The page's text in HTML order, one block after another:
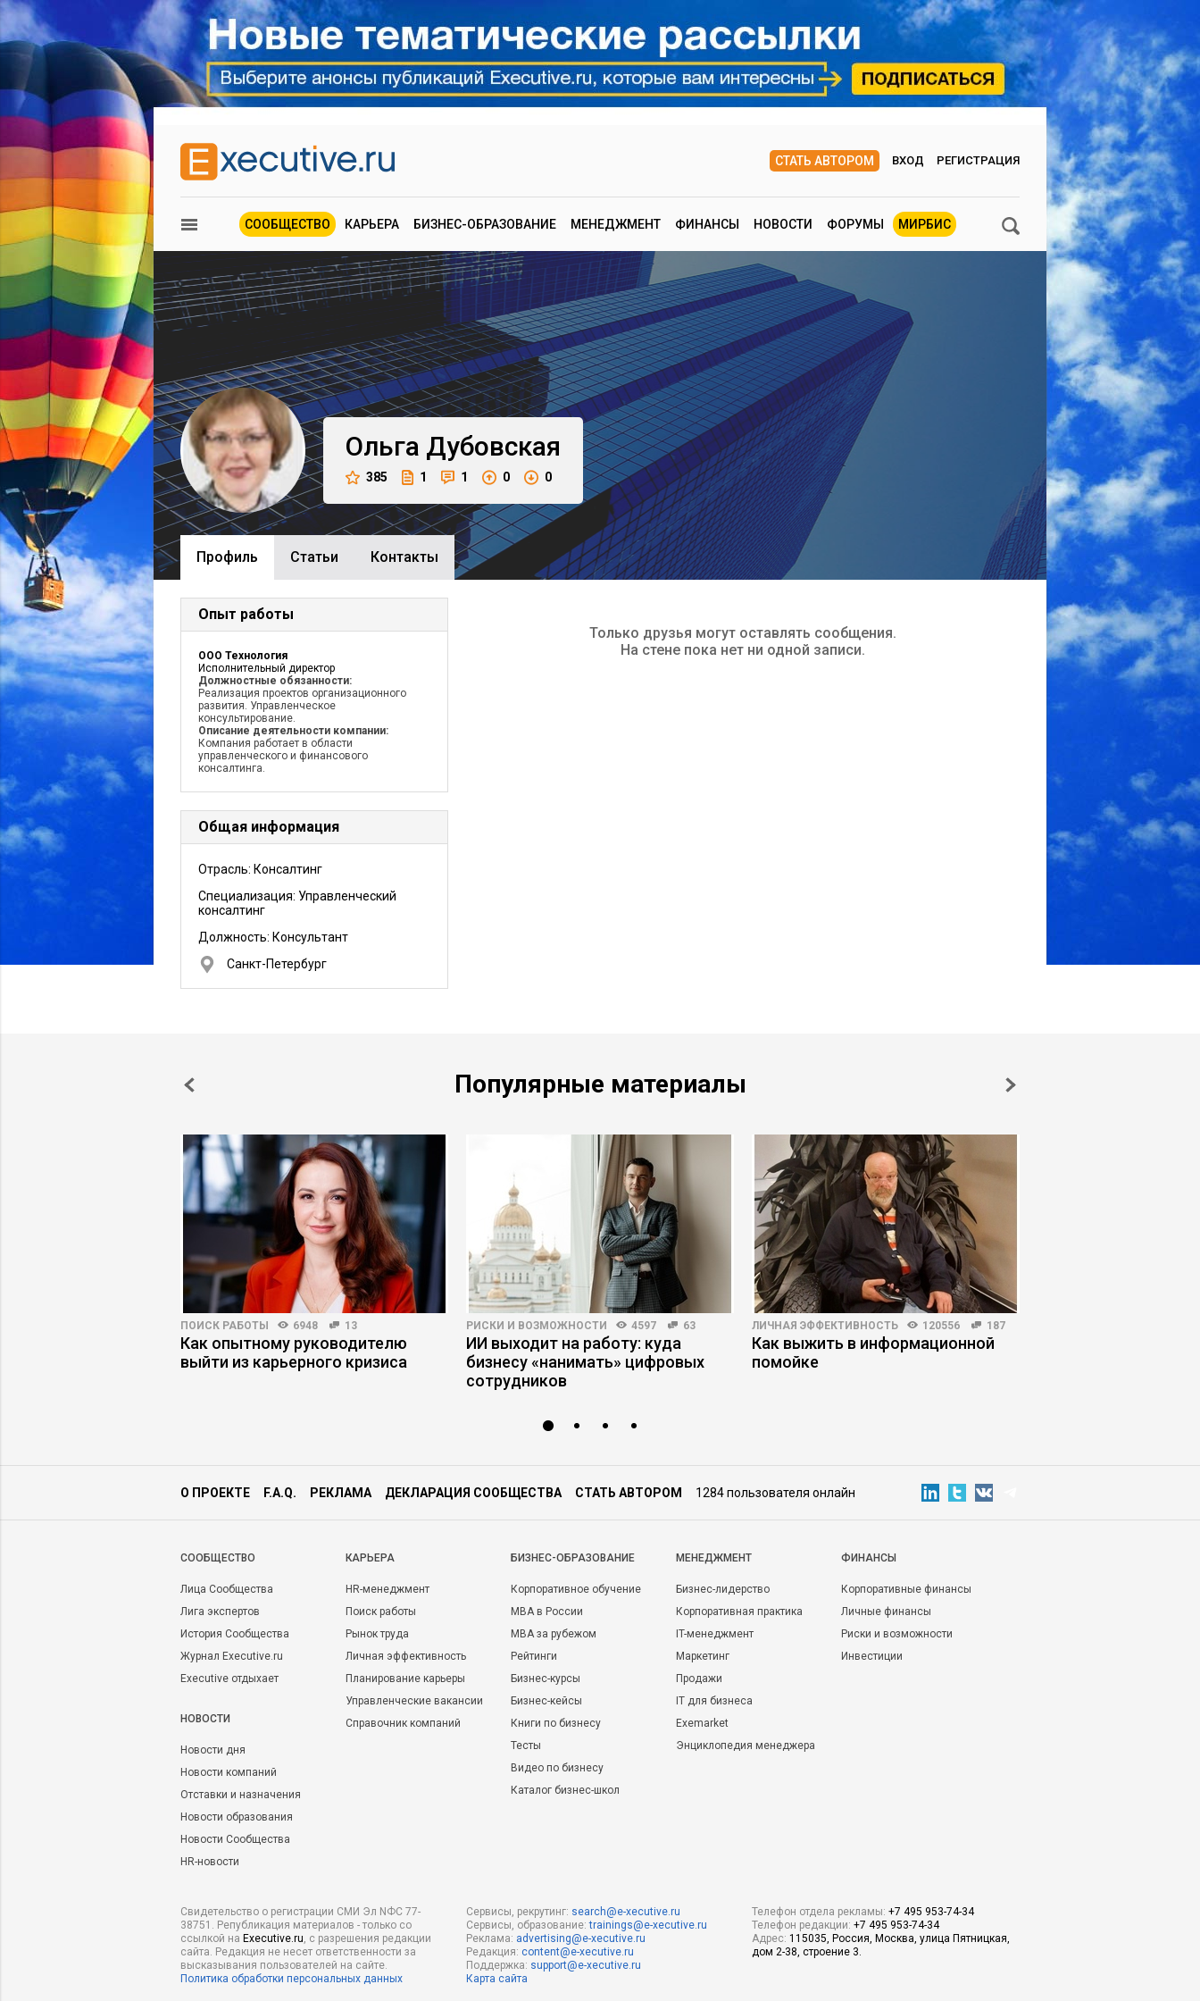
СТАТЬ АВТОРОМ ВХОД РЕГИСТРАЦИЯ
СООБЩЕСТВО КАРЬЕРА БИЗНЕС-ОБРАЗОВАНИЕ МЕНЕДЖМЕНТ ФИНАНСЫ НОВОСТИ ФОРУМЫ МИРБИС
Ольга Дубовская
385 1 1 0 0
Профиль Cтатьи Контакты
Опыт работы
ООО Технология
Исполнительный директор
Должностные обязанности:
Реализация проектов организационного
развития. Управленческое
консультирование.
Описание деятельности компании:
Компания работает в области
управленческого и финансового
консалтинга.
Общая информация
Отрасль: Консалтинг
Специализация: Управленческий
консалтинг
Должность: Консультант
Санкт-Петербург
Только друзья могут оставлять сообщения.
На стене пока нет ни одной записи.
Популярные материалы
ПОИСК РАБОТЫ 6948 13
Как опытному руководителю
выйти из карьерного кризиса
РИСКИ И ВОЗМОЖНОСТИ 4597 63
ИИ выходит на работу: куда
бизнесу «нанимать» цифровых
сотрудников
ЛИЧНАЯ ЭФФЕКТИВНОСТЬ 120556 187
Как выжить в информационной
помойке
О ПРОЕКТЕ F.A.Q. РЕКЛАМА ДЕКЛАРАЦИЯ СООБЩЕСТВА СТАТЬ АВТОРОМ 1284 пользователя онлайн
CООБЩЕСТВО
Лица Сообщества
Лига экспертов
История Сообщества
Журнал Executive.ru
Executive отдыхает
НОВОСТИ
Новости дня
Новости компаний
Отставки и назначения
Новости образования
Новости Сообщества
HR-новости
КАРЬЕРА
HR-менеджмент
Поиск работы
Рынок труда
Личная эффективность
Планирование карьеры
Управленческие вакансии
Справочник компаний
БИЗНЕС-ОБРАЗОВАНИЕ
Корпоративное обучение
MBA в России
MBA за рубежом
Рейтинги
Бизнес-курсы
Бизнес-кейсы
Книги по бизнесу
Тесты
Видео по бизнесу
Каталог бизнес-школ
МЕНЕДЖМЕНТ
Бизнес-лидерство
Корпоративная практика
IT-менеджмент
Маркетинг
Продажи
IT для бизнеса
Exemarket
Энциклопедия менеджера
ФИНАНСЫ
Корпоративные финансы
Личные финансы
Риски и возможности
Инвестиции
Свидетельство о регистрации СМИ Эл NФС 77-
38751. Републикация материалов - только со
ссылкой на Executive.ru, с разрешения редакции
сайта. Редакция не несет ответственности за
высказывания пользователей на сайте.
Политика обработки персональных данных
Сервисы, рекрутинг: search@e-xecutive.ru
Сервисы, образование:trainings@e-xecutive.ru
Реклама: advertising@e-xecutive.ru
Редакция: content@e-xecutive.ru
Поддержка: support@e-xecutive.ru
Карта сайта
Телефон отдела рекламы: +7 495 953-74-34
Телефон редакции: +7 495 953-74-34
Адрес: 115035, Россия, Москва, улица Пятницкая,
дом 2-38, строение 3.